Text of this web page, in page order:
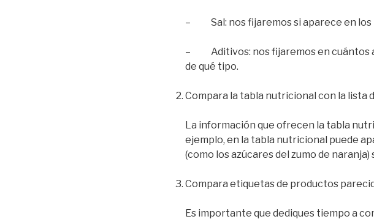
– Sal: nos fijaremos si aparece en los
– Aditivos: nos fijaremos en cuántos
de qué tipo.
Compara la tabla nutricional con la lista
La información que ofrecen la tabla
ejemplo, en la tabla nutricional puede
(como los azúcares del zumo de
Compara etiquetas de productos
Es importante que dediques tiempo a